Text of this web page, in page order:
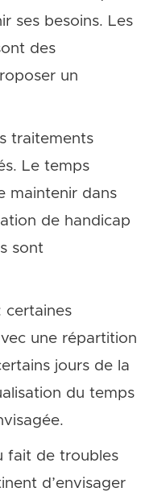
ses besoins. Les
des
un
traitements
Le temps
maintenir dans
de handicap
sont
certaines
une répartition
jours de la
du temps
fait de troubles
d’envisager